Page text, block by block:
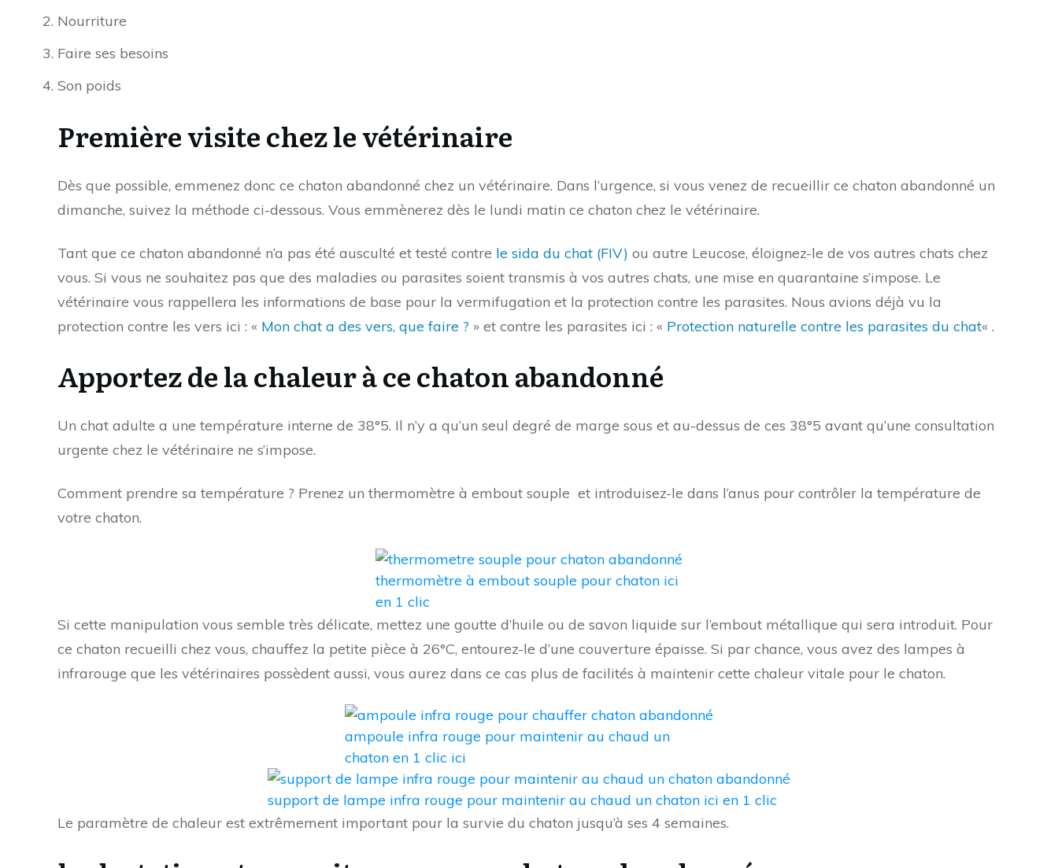
Nourriture
Faire ses besoins
Son poids
Première visite chez le vétérinaire
Dès que possible, emmenez donc ce chaton abandonné chez un vétérinaire. Dans l’urgence, si vous venez de recueillir ce chaton abandonné un
dimanche, suivez la méthode ci-dessous. Vous emmènerez dès le lundi matin ce chaton chez le vétérinaire.
Tant que ce chaton abandonné n’a pas été ausculté et testé contre le sida du chat (FIV) ou autre Leucose, éloignez-le de vos autres chats chez
vous. Si vous ne souhaitez pas que des maladies ou parasites soient transmis à vos autres chats, une mise en quarantaine s’impose. Le
vétérinaire vous rappellera les informations de base pour la vermifugation et la protection contre les parasites. Nous avions déjà vu la
protection contre les vers ici : « Mon chat a des vers, que faire ? » et contre les parasites ici : « Protection naturelle contre les parasites du chat« .
Apportez de la chaleur à ce chaton abandonné
Un chat adulte a une température interne de 38°5. Il n’y a qu’un seul degré de marge sous et au-dessus de ces 38°5 avant qu’une consultation
urgente chez le vétérinaire ne s’impose.
Comment prendre sa température ? Prenez un thermomètre à embout souple et introduisez-le dans l’anus pour contrôler la température de
votre chaton.
thermomètre à embout souple pour chaton ici
en 1 clic
Si cette manipulation vous semble très délicate, mettez une goutte d’huile ou de savon liquide sur l’embout métallique qui sera introduit. Pour
ce chaton recueilli chez vous, chauffez la petite pièce à 26°C, entourez-le d’une couverture épaisse. Si par chance, vous avez des lampes à
infrarouge que les vétérinaires possèdent aussi, vous aurez dans ce cas plus de facilités à maintenir cette chaleur vitale pour le chaton.
ampoule infra rouge pour maintenir au chaud un
chaton en 1 clic ici
support de lampe infra rouge pour maintenir au chaud un chaton ici en 1 clic
Le paramètre de chaleur est extrêmement important pour la survie du chaton jusqu’à ses 4 semaines.